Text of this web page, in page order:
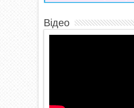
Відео